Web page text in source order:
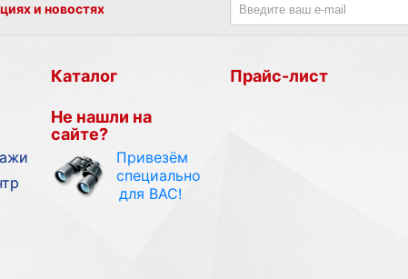
и новостях
Каталог
Не нашли на
сайте?
Привезём
специально
для ВАС!
Прайс-лист